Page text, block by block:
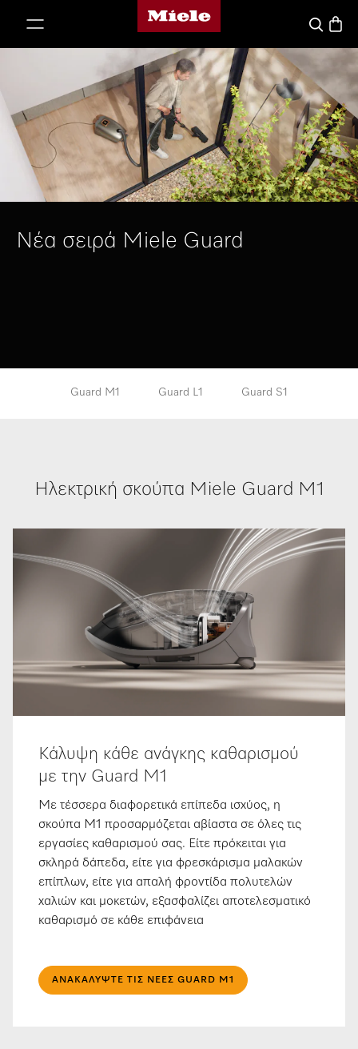
Αρχική σελίδα της Miele
Νέα σειρά Miele Guard
Guard M1 Guard L1 Guard S1
Ηλεκτρική σκούπα Miele Guard M1
Κάλυψη κάθε ανάγκης καθαρισμού
με την Guard M1
Με τέσσερα διαφορετικά επίπεδα ισχύος, η
σκούπα M1 προσαρμόζεται αβίαστα σε όλες τις
εργασίες καθαρισμού σας. Είτε πρόκειται για
σκληρά δάπεδα, είτε για φρεσκάρισμα μαλακών
επίπλων, είτε για απαλή φροντίδα πολυτελών
χαλιών και μοκετών, εξασφαλίζει αποτελεσματικό
καθαρισμό σε κάθε επιφάνεια
ΑΝΑΚΑΛΎΨΤΕ ΤΙΣ ΝΈΕΣ GUARD M1